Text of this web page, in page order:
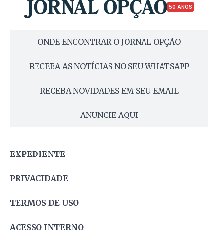
50 ANOS
ONDE ENCONTRAR O JORNAL OPÇÃO
RECEBA AS NOTÍCIAS NO SEU WHATSAPP
RECEBA NOVIDADES EM SEU EMAIL
ANUNCIE AQUI
EXPEDIENTE
PRIVACIDADE
TERMOS DE USO
ACESSO INTERNO